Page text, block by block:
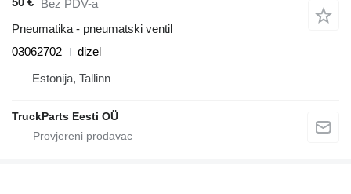
Bez PDV-a
Pneumatika - pneumatski ventil
03062702
dizel
Estonija, Tallinn
TruckParts Eesti OÜ